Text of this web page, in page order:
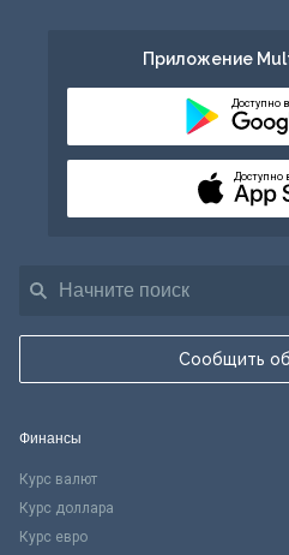
Сообщить
Приложение
Доступно в
Доступно
Финансы
Курс валют
Курс доллара
Курс евро